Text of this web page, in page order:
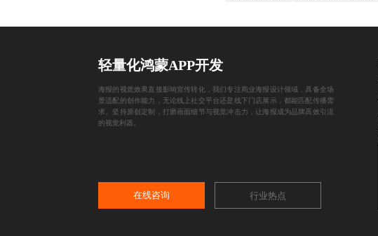
轻量化鸿蒙APP开发
海报的视觉效果直接影响宣传转化，我们专注商业海报设计领域，具备全场
景适配的创作能力，无论线上社交平台还是线下门店展示，都能匹配传播需
求。坚持原创定制，打磨画面细节与视觉冲击力，让海报成为品牌高效引流
的视觉利器。
在线咨询 行业热点